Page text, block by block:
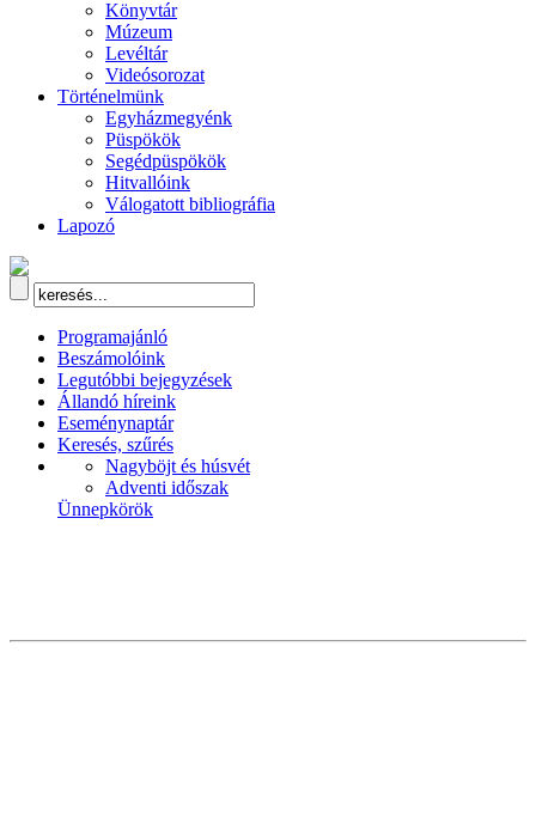
Könyvtár
Múzeum
Levéltár
Videósorozat
Történelmünk
Egyházmegyénk
Püspökök
Segédpüspökök
Hitvallóink
Válogatott bibliográfia
Lapozó
Programajánló
Beszámolóink
Legutóbbi bejegyzések
Állandó híreink
Eseménynaptár
Keresés, szűrés
Nagyböjt és húsvét
Adventi időszak
Ünnepkörök